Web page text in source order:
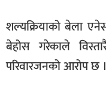
शल्यक्रियाको बेला
बेहोस गरेकाले
परिवारजनको आरोप छ ।